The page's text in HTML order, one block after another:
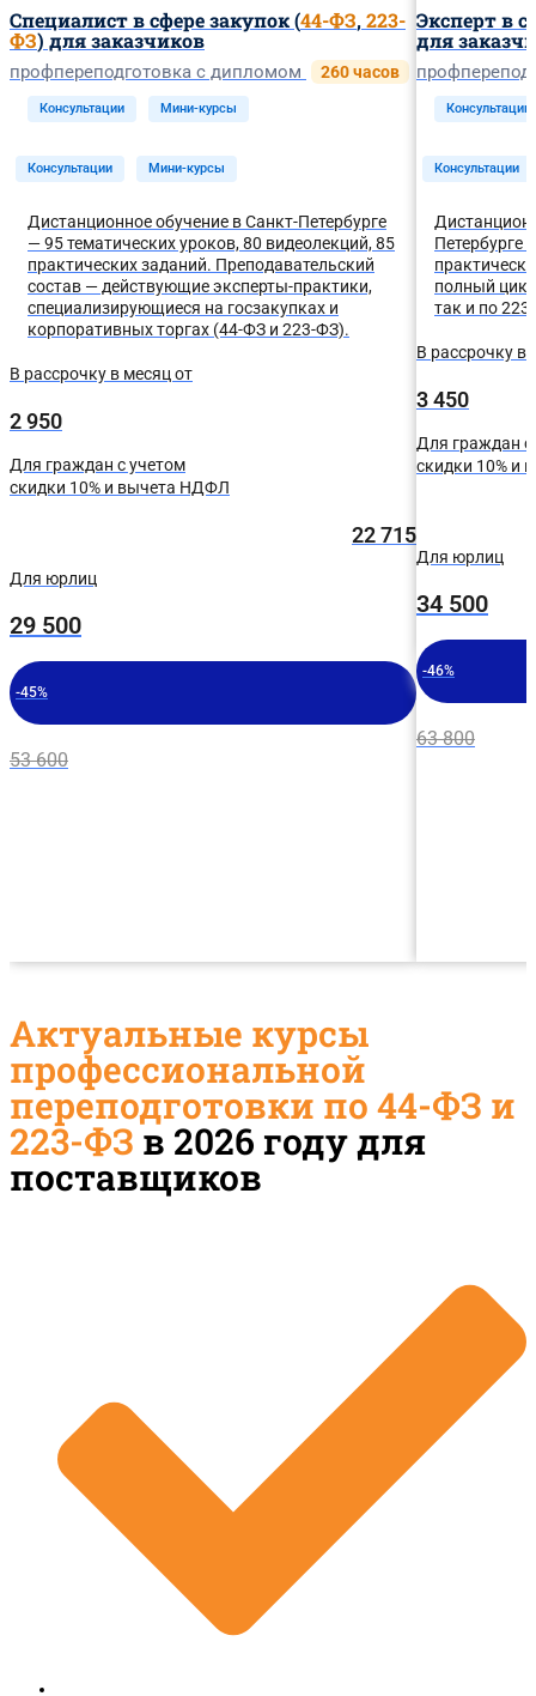
Специалист в сфере закупок (44-ФЗ,223-
ФЗ) для заказчиков
профпереподготовка с дипломом 260 часов
Консультации Мини-курсы
Консультации Мини-курсы
Дистанционное обучение в Санкт-Петербурге
— 95 тематических уроков, 80 видеолекций, 85
практических заданий. Преподавательский
состав — действующие эксперты-практики,
специализирующиеся на госзакупках и
корпоративных торгах (44-ФЗ и 223-ФЗ).
В рассрочку в месяц от
2 950
Для граждан с учетом
скидки 10% и вычета НДФЛ
22 715
Для юрлиц
29 500
-45%
53 600
Эксперт в
для
Консультации
Консультации
Петербурге
полный
так и по
В рассрочку в
3 450
Для граждан с
скидки 10% и
Для юрлиц
34 500
-46%
63 800
Актуальные курсы
профессиональной
переподготовки по 44-ФЗ и
223-ФЗ в 2026 году для
поставщиков